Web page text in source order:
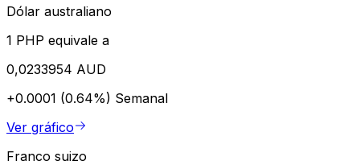
Dólar australiano
1 PHP equivale a
0,0233954 AUD
+0.0001 (0.64%) Semanal
Ver gráfico
Franco suizo